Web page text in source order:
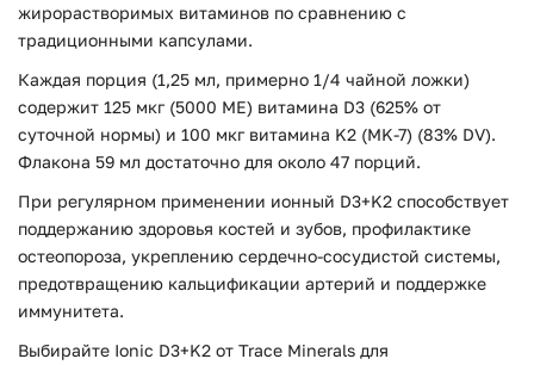
жирорастворимых витаминов по сравнению с
традиционными капсулами.
Каждая порция (1,25 мл, примерно 1/4 чайной ложки)
содержит 125 мкг (5000 МЕ) витамина D3 (625% от
суточной нормы) и 100 мкг витамина K2 (MK-7) (83% DV).
Флакона 59 мл достаточно для около 47 порций.
При регулярном применении ионный D3+K2 способствует
поддержанию здоровья костей и зубов, профилактике
остеопороза, укреплению сердечно-сосудистой системы,
предотвращению кальцификации артерий и поддержке
иммунитета.
Выбирайте Ionic D3+K2 от Trace Minerals для